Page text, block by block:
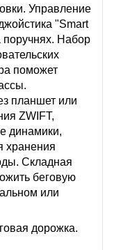
Управление
"Smart
поручнях. Набор
поможет
планшет или
ZWIFT,
динамики,
хранения
Складная
беговую
или
дорожка.